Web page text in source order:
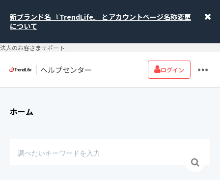
新ブランド名 『TrendLife』 とアカウントページ名称変更
について
法人のお客さまサポート
ヘルプセンター ログイン
ホーム